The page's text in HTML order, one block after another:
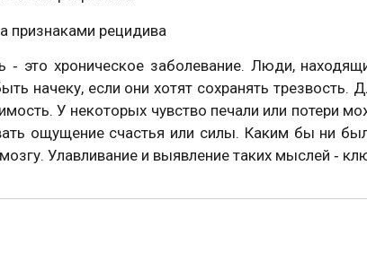
признаками рецидива
‑ это хроническое заболевание. Люди,
начеку, если они хотят сохранять трезвость.
У некоторых чувство печали или потери
ощущение счастья или силы. Каким бы ни
мозгу. Улавливание и выявление таких мыслей ‑